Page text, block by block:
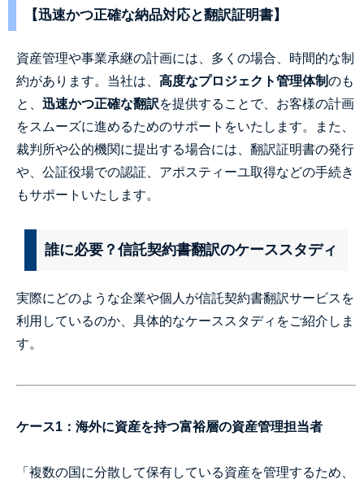
【迅速かつ正確な納品対応と翻訳証明書】
資産管理や事業承継の計画には、多くの場合、時間的な制
約があります。当社は、 高度なプロジェクト管理体制のも
と、 迅速かつ正確な翻訳を提供することで、お客様の計画
をスムーズに進めるためのサポートをいたします。また、
裁判所や公的機関に提出する場合には、翻訳証明書の発行
や、公証役場での認証、アポスティーユ取得などの手続き
もサポートいたします。
誰に必要？信託契約書翻訳のケーススタディ
実際にどのような企業や個人が信託契約書翻訳サービスを
利用しているのか、具体的なケーススタディをご紹介しま
す。
ケース1：海外に資産を持つ富裕層の資産管理担当者
「複数の国に分散して保有している資産を管理するため、